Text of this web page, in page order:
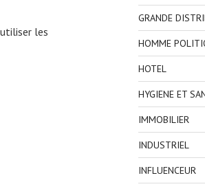
les
GRANDE
HOMME
HOTEL
HYGIENE ET
IMMOBILIER
INDUSTRIEL
INFLUENCEUR